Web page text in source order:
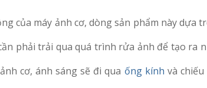
của máy ảnh cơ, dòng sản phẩm này dựa
phải trải qua quá trình rửa ảnh để tạo ra
cơ, ánh sáng sẽ đi qua ống kính và